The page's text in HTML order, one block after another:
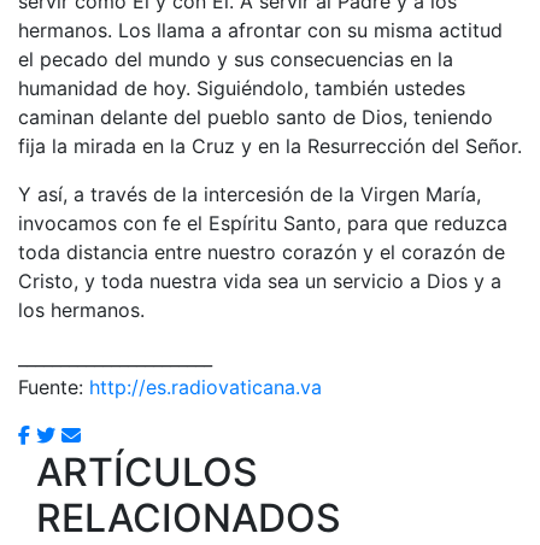
hermanos. Los llama a afrontar con su misma actitud
el pecado del mundo y sus consecuencias en la
humanidad de hoy. Siguiéndolo, también ustedes
caminan delante del pueblo santo de Dios, teniendo
fija la mirada en la Cruz y en la Resurrección del Señor.
Y así, a través de la intercesión de la Virgen María,
invocamos con fe el Espíritu Santo, para que reduzca
toda distancia entre nuestro corazón y el corazón de
Cristo, y toda nuestra vida sea un servicio a Dios y a
los hermanos.
Fuente: http://es.radiovaticana.va
ARTÍCULOS
RELACIONADOS